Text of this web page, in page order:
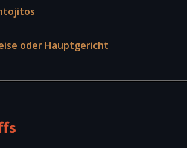
oder Hauptgericht